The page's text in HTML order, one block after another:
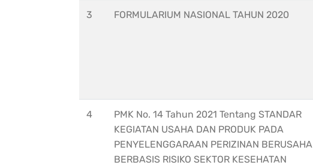
3 FORMULARIUM NASIONAL TAHUN 2020
4
PMK No. 14 Tahun 2021 Tentang STANDAR
KEGIATAN USAHA DAN PRODUK PADA
PENYELENGGARAAN PERIZINAN BERUSAHA
BERBASIS RISIKO SEKTOR KESEHATAN